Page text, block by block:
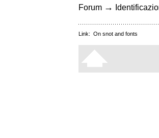
Forum →
Link: On snot and fonts